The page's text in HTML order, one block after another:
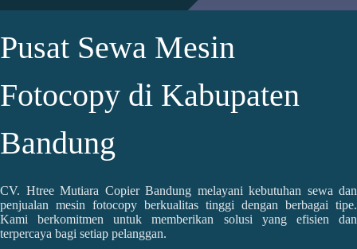
Pusat Sewa Mesin
Fotocopy di Kabupaten
Bandung
CV. Htree Mutiara Copier Bandung melayani kebutuhan sewa dan
penjualan mesin fotocopy berkualitas tinggi dengan berbagai tipe.
Kami berkomitmen untuk memberikan solusi yang efisien dan
terpercaya bagi setiap pelanggan.